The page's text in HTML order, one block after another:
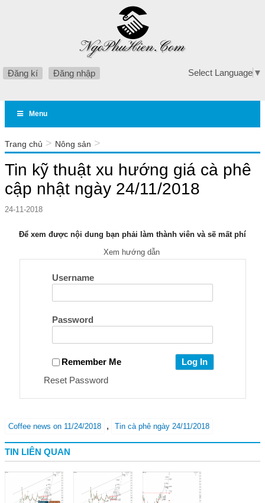
Đăng kí Đăng nhập Select Language ▼
Menu
Trang chủ > Nông sản >
Tin kỹ thuật xu hướng giá cà phê
cập nhật ngày 24/11/2018
24-11-2018
Để xem được nội dung bạn phải làm thành viên và sẽ mất phí
Xem hướng dẫn
Username
Password
Remember Me
Reset Password
Coffee news on 11/24/2018 , Tin cà phê ngày 24/11/2018
TIN LIÊN QUAN